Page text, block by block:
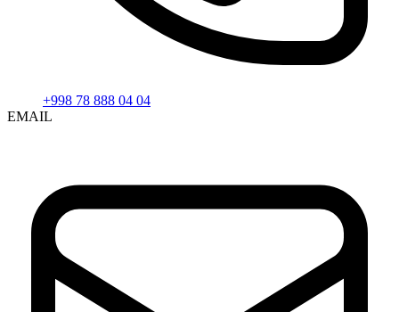
+998 78 888 04 04
EMAIL